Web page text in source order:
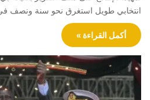
انتخابي طويل استغرق نحو سنة ونصف
أكمل القراءة »